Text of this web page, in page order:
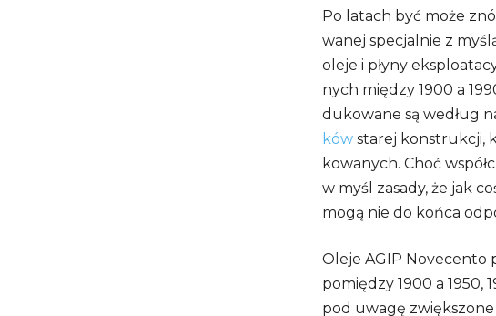
Po latach być może
wa­nej spe­cjal­nie z
oleje i płyny
nych mię­dzy 1900 a
du­ko­wane są według
ków sta­rej kon­struk­cji,
ko­wa­nych. Choć
w myśl zasady, że jak
mogą nie do końca
Oleje AGIP
pomię­dzy 1900 a 1950,
pod uwagę